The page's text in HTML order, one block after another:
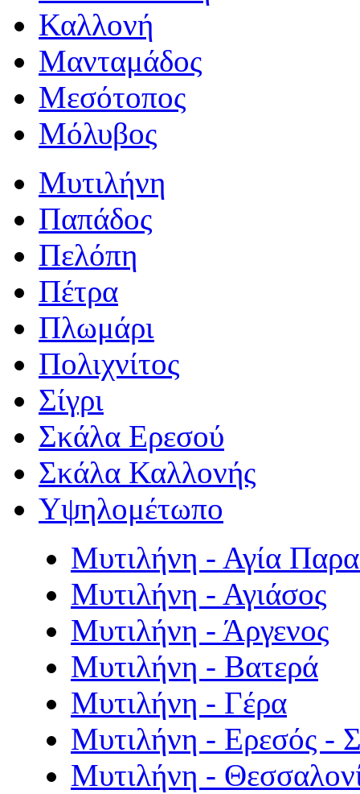
Καλλονή
Μανταμάδος
Μεσότοπος
Μόλυβος
Μυτιλήνη
Παπάδος
Πελόπη
Πέτρα
Πλωμάρι
Πολιχνίτος
Σίγρι
Σκάλα Ερεσού
Σκάλα Καλλονής
Υψηλομέτωπο
Μυτιλήνη - Αγία
Μυτιλήνη - Αγιάσος
Μυτιλήνη - Άργενος
Μυτιλήνη - Βατερά
Μυτιλήνη - Γέρα
Μυτιλήνη - Ερεσός -
Μυτιλήνη -